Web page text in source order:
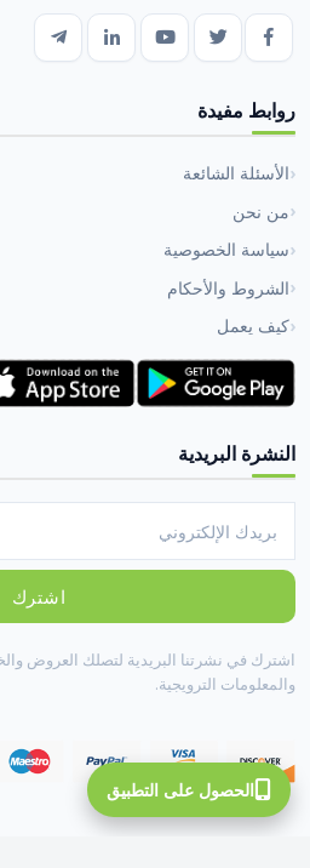
روابط مفيدة
الأسئلة الشائعة
من نحن
سياسة الخصوصية
الشروط والأحكام
كيف يعمل
النشرة البريدية
اشترك
اشترك في نشرتنا البريدية لتصلك العروض
والمعلومات الترويجية.
الحصول على التطبيق